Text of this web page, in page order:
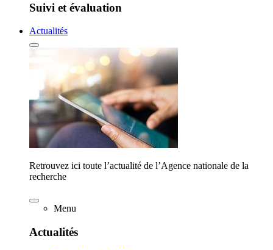
Suivi et évaluation
Actualités
Retrouvez ici toute l’actualité de l’Agence nationale de la
recherche
Menu
Actualités